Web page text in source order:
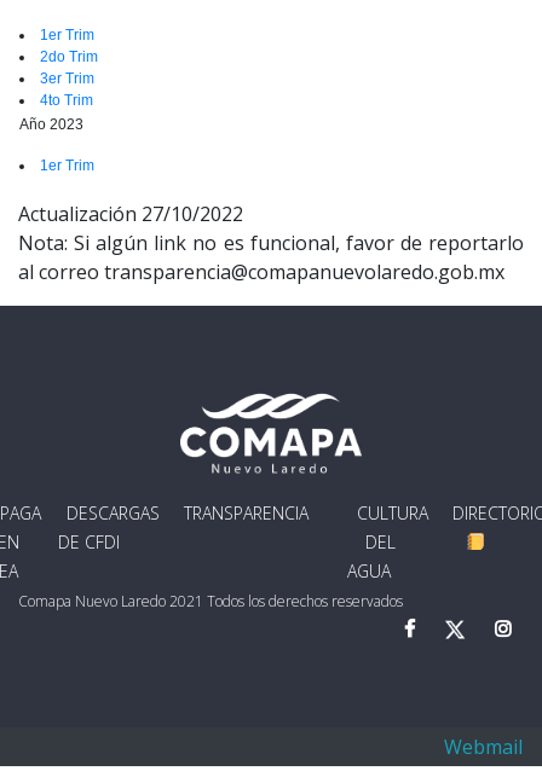
1er Trim
2do Trim
3er Trim
4to Trim
Año 2023
1er Trim
Actualización 27/10/2022
Nota: Si algún link no es funcional, favor de reportarlo
al correo transparencia@comapanuevolaredo.gob.mx
PAGA
DESCARGAS
DE CFDI
TRANSPARENCIA
CULTURA
DEL
AGUA
Comapa Nuevo Laredo 2021 Todos los derechos reservados
Webmail